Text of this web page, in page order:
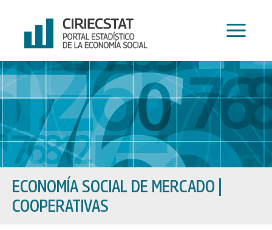
contenido
ECONOMÍA SOCIAL DE MERCADO
COOPERATIVAS